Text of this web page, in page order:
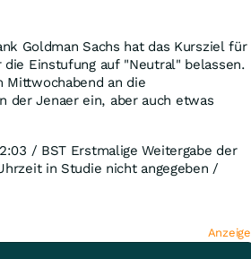
Goldman Sachs hat das Kursziel für
Einstufung auf "Neutral" belassen.
Mittwochabend an die
der Jenaer ein, aber auch etwas
/ BST Erstmalige Weitergabe der
in Studie nicht angegeben /
Anzeige